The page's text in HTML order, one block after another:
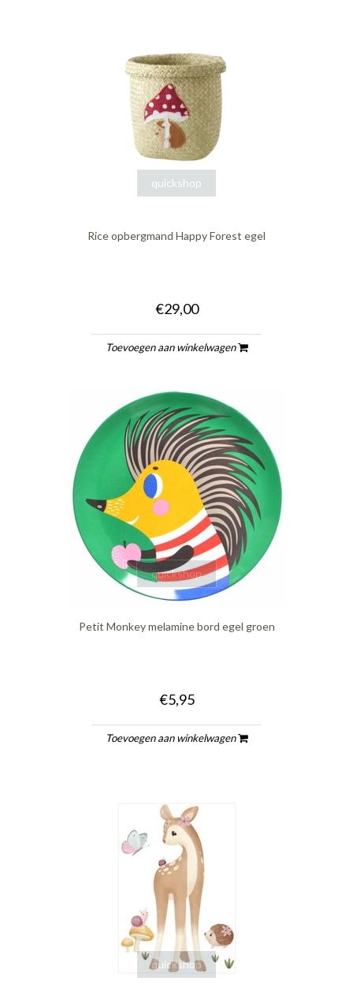
quickshop
Rice opbergmand Happy Forest egel
€29,00
Toevoegen aan winkelwagen
quickshop
Petit Monkey melamine bord egel groen
€5,95
Toevoegen aan winkelwagen
quickshop